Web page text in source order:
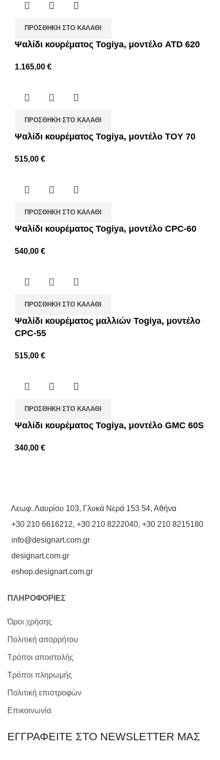
ΠΡΟΣΘΉΚΗ ΣΤΟ ΚΑΛΆΘΙ
Ψαλίδι κουρέματος Togiya, μοντέλο ATD 620
1.165,00 €
ΠΡΟΣΘΉΚΗ ΣΤΟ ΚΑΛΆΘΙ
Ψαλίδι κουρέματος Togiya, μοντέλο TOY 70
515,00 €
ΠΡΟΣΘΉΚΗ ΣΤΟ ΚΑΛΆΘΙ
Ψαλίδι κουρέματος Togiya, μοντέλο CPC-60
540,00 €
ΠΡΟΣΘΉΚΗ ΣΤΟ ΚΑΛΆΘΙ
Ψαλίδι κουρέματος μαλλιών Togiya, μοντέλο
CPC-55
515,00 €
ΠΡΟΣΘΉΚΗ ΣΤΟ ΚΑΛΆΘΙ
Ψαλίδι κουρέματος Togiya, μοντέλο GMC 60S
340,00 €
Λεωφ. Λαυρίου 103, Γλυκά Νερά 153 54, Αθήνα
+30 210 6616212,+30 210 8222040,+30 210 8215180
info@designart.com.gr
designart.com.gr
eshop.designart.com.gr
ΠΛΗΡΟΦΟΡΙΕΣ
Όροι χρήσης
Πολιτική απορρήτου
Τρόποι αποστολής
Τρόποι πληρωμής
Πολιτική επιστροφών
Επικοινωνία
ΕΓΓΡΑΦΕΙΤΕ ΣΤΟ NEWSLETTER ΜΑΣ